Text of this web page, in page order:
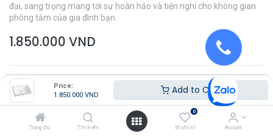
Price:
1.850.000 VND Add to Cart
Trang chủ Tìm kiếm
0
Wishlist Account
đại, sang trọng mang tới sự hoàn hảo và tiện nghi cho không gian
phòng tắm của gia đình bạn.
1.850.000 VND
Thêm vào giỏ hàng